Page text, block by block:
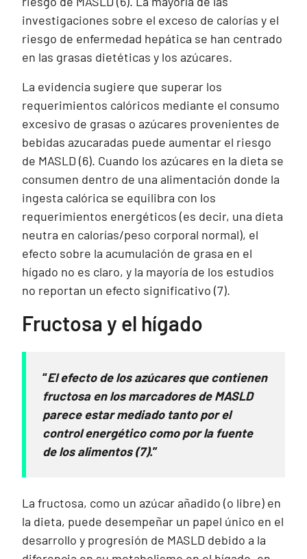
investigaciones sobre el exceso de calorías y el
riesgo de enfermedad hepática se han centrado
en las grasas dietéticas y los azúcares.
La evidencia sugiere que superar los
requerimientos calóricos mediante el consumo
excesivo de grasas o azúcares provenientes de
bebidas azucaradas puede aumentar el riesgo
de MASLD (6). Cuando los azúcares en la dieta se
consumen dentro de una alimentación donde la
ingesta calórica se equilibra con los
requerimientos energéticos (es decir, una dieta
neutra en calorías/peso corporal normal), el
efecto sobre la acumulación de grasa en el
hígado no es claro, y la mayoría de los estudios
no reportan un efecto significativo (7).
Fructosa y el hígado
El efecto de los azúcares que contienen
fructosa en los marcadores de MASLD
parece estar mediado tanto por el
control energético como por la fuente
de los alimentos (7).
La fructosa, como un azúcar añadido (o libre) en
la dieta, puede desempeñar un papel único en el
desarrollo y progresión de MASLD debido a la